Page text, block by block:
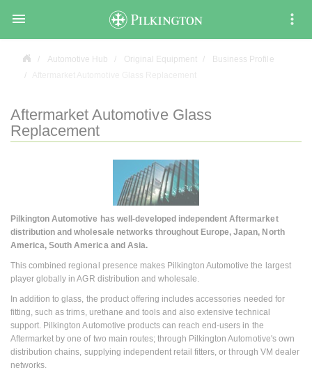

Automotive Hub Original Equipment
Business Profile
Aftermarket Automotive Glass
Replacement
Pilkington Automotive has well-developed independent Aftermarket
distribution and wholesale networks throughout Europe, Japan, North
America, South America and Asia.
This combined regional presence makes Pilkington Automotive the largest
player globally in AGR distribution and wholesale.
In addition to glass, the product offering includes accessories needed for
fitting, such as trims, urethane and tools and also extensive technical
support. Pilkington Automotive products can reach end-users in the
Aftermarket by one of two main routes; through Pilkington Automotive's own
distribution chains, supplying independent retail fitters, or through VM dealer
networks.